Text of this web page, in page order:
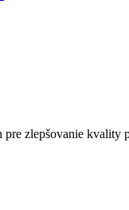
zlepšovanie kvality